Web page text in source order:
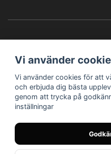
© Nilssons MC -
Instagram
Vi använder
Vi använder cookies för att
och erbjuda dig bästa
genom att trycka på
inställningar